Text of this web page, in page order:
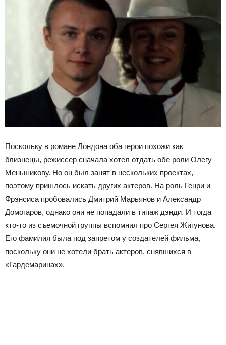
Поскольку в романе Лондона оба герои похожи как
близнецы, режиссер сначала хотел отдать обе роли Олегу
Меньшикову. Но он был занят в нескольких проектах,
поэтому пришлось искать других актеров. На роль Генри и
Фрэнсиса пробовались Дмитрий Марьянов и Александр
Домогаров, однако они не попадали в типаж дэнди. И тогда
кто-то из съемочной группы вспомнил про Сергея Жигунова.
Его фамилия была под запретом у создателей фильма,
поскольку они не хотели брать актеров, снявшихся в
«Гардемаринах».